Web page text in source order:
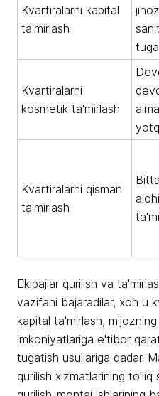
Kvartiralarni kapital
ta'mirlash
Kvartiralarni
kosmetik ta'mirlash
Kvartiralarni qisman
ta'mirlash
Ekipajlar qurilish va
vazifani bajaradilar, xoh u
kapital ta'mirlash,
imkoniyatlariga e'tibor
tugatish usullariga qadar.
qurilish xizmatlarining